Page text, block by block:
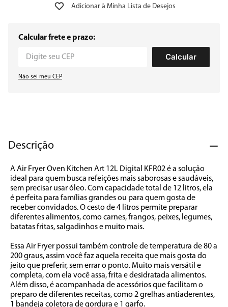
Calcular frete e prazo:
Calcular
Não sei meu CEP
Descrição
A Air Fryer Oven Kitchen Art 12L Digital KFR02 é a solução
ideal para quem busca refeições mais saborosas e saudáveis,
sem precisar usar óleo. Com capacidade total de 12 litros, ela
é perfeita para famílias grandes ou para quem gosta de
receber convidados. O cesto de 4 litros permite preparar
diferentes alimentos, como carnes, frangos, peixes, legumes,
batatas fritas, salgadinhos e muito mais.
Essa Air Fryer possui também controle de temperatura de 80 a
200 graus, assim você faz aquela receita que mais gosta do
jeito que preferir, sem errar o ponto. Muito mais versátil e
completa, com ela você assa, frita e desidratada alimentos.
Além disso, é acompanhada de acessórios que facilitam o
preparo de diferentes receitas, como 2 grelhas antiaderentes,
1 bandeja coletora de gordura e 1 garfo.